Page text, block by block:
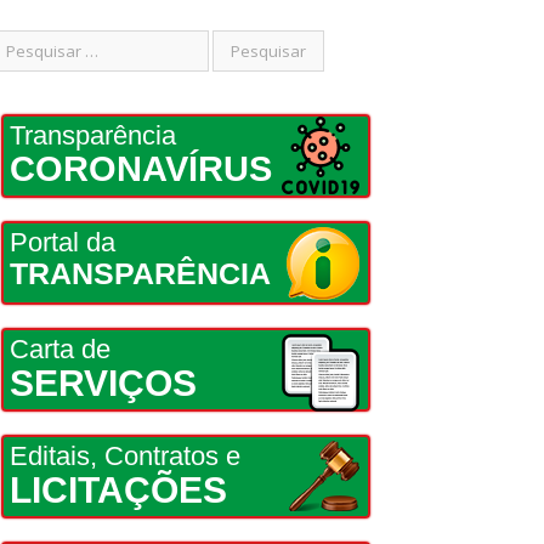
Transparência
CORONAVÍRUS
Portal da
TRANSPARÊNCIA
Carta de
SERVIÇOS
Editais, Contratos e
LICITAÇÕES